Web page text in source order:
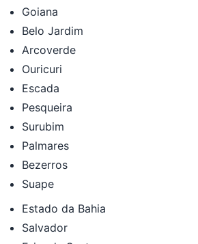
Goiana
Belo Jardim
Arcoverde
Ouricuri
Escada
Pesqueira
Surubim
Palmares
Bezerros
Suape
Estado da Bahia
Salvador